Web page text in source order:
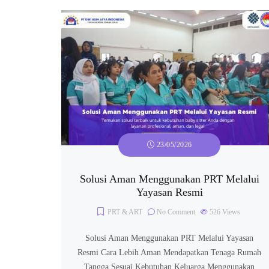
23/05/2026
Solusi Aman Menggunakan PRT Melalui
Yayasan Resmi
PRT & ART No Comment 526 Views
Solusi Aman Menggunakan PRT Melalui Yayasan
Resmi Cara Lebih Aman Mendapatkan Tenaga Rumah
Tangga Sesuai Kebutuhan Keluarga Menggunakan